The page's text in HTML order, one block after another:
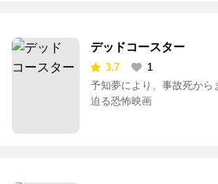
デッドコースター
3.7
1
予知夢により、事故死から
迫る恐怖映画